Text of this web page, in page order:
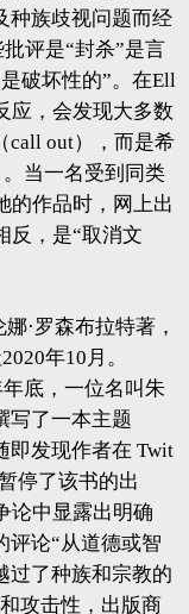
种族歧视问题而经
评是“封杀”是言
破坏性的”。在Ell
应，会发现大多数
call out），而是希
当一名受到同类
的作品时，网上出
反，是“取消文
·罗森布拉特著，
年10月。
底，一位名叫朱
写了一本主题
即发现作者在 Twit
停了该书的出
论中显露出明确
评论“从道德或智
过了种族和宗教的
攻击性，出版商